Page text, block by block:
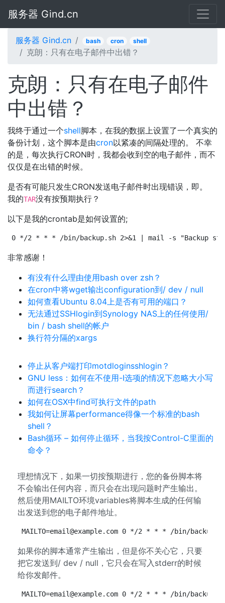
服务器 Gind.cn
服务器 Gind.cn bash cron shell
克朗：只有在电子邮件中出错？
克朗：只有在电子邮件
中出错？
我终于通过一个shell脚本，在我的数据上设置了一个真实的
备份计划，这个脚本是由cron以紧凑的间隔处理的。 不幸
的是，每次执行CRON时，我都会收到空的电子邮件，而不
仅仅是在出错的时候。
是否有可能只发生CRON发送电子邮件时出现错误，即。
我的TAR没有按预期执行？
以下是我的crontab是如何设置的;
0 */2 * * * /bin/backup.sh 2>&1 | mail -s "Backup
非常感谢！
有没有什么理由使用bash over zsh？
在cron中将wget输出configuration到/ dev / null
如何查看Ubuntu 8.04上是否有可用的端口？
无法通过SSHlogin到Synology NAS上的任何使用/
bin / bash shell的帐户
换行符分隔的xargs
停止从客户端打印motdloginsshlogin？
GNU less：如何在不使用-I选项的情况下忽略大小写
而进行search？
如何在OSX中find可执行文件的path
我如何让屏幕performance得像一个标准的bash
shell？
Bash循环 – 如何停止循环，当我按Control-C里面的
命令？
理想情况下，如果一切按预期进行，您的备份脚本将
不会输出任何内容，而只会在出现问题时产生输出。
然后使用MAILTO环境variables将脚本生成的任何输
出发送到您的电子邮件地址。
MAILTO=email@example.com 0 */2 * * * /bin/
如果你的脚本通常产生输出，但是你不关心它，只要
把它发送到/ dev / null，它只会在写入stderr的时候
给你发邮件。
MAILTO=email@example.com 0 */2 * * * /bin/